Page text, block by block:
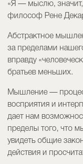
«Я — мыслю, значит,
философ Рене
Абстрактное
за пределами
вправду
братьев меньших.
Мышление —
восприятия и
дает нам
пределы того, что
увидеть общие
действия и